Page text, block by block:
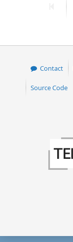
Contact
Source Code